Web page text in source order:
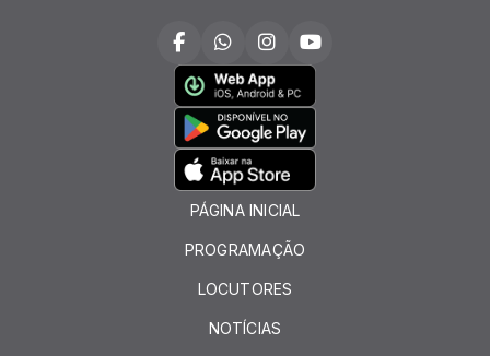
PÁGINA INICIAL
PROGRAMAÇÃO
LOCUTORES
NOTÍCIAS